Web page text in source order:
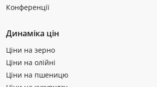
Конференції
Динаміка цін
Ціни на зерно
Ціни на олійні
Ціни на пшеницю